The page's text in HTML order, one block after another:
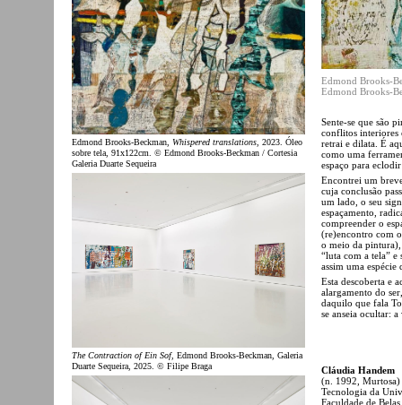
Edmond Brooks-Beckman, Whispered translations, 2023. Óleo
sobre tela, 91x122cm. © Edmond Brooks-Beckman / Cortesia
Galeria Duarte Sequeira
The Contraction of Ein Sof, Edmond Brooks-Beckman, Galeria
Duarte Sequeira, 2025. © Filipe Braga
Edmond Brooks-
Edmond Brooks-
Sente-se que são
conflitos interiores
retrai e dilata. É
como uma
espaço para
Encontrei um
cuja conclusão
um lado, o seu
espaçamento,
compreender o
(re)encontro com
o meio da pintura),
“luta com a tela” e
assim uma
Esta descoberta e
alargamento do
daquilo que fala
se anseia ocultar:
Cláudia Handem
(n. 1992, Murtosa)
Tecnologia da
Faculdade de